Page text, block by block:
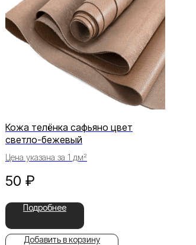
Кожа телёнка сафьяно цвет
светло-бежевый
Цена указана за 1 дм²
50 ₽
Подробнее
Добавить в корзину